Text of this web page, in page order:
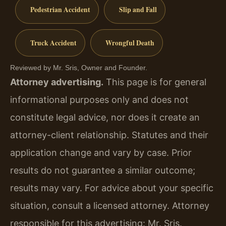
Pedestrian Accident Slip and Fall
Truck Accident Wrongful Death
Reviewed by Mr. Sris, Owner and Founder.
Attorney advertising. This page is for general
informational purposes only and does not
constitute legal advice, nor does it create an
attorney-client relationship. Statutes and their
application change and vary by case. Prior
results do not guarantee a similar outcome;
results may vary. For advice about your specific
situation, consult a licensed attorney. Attorney
responsible for this advertising: Mr. Sris.